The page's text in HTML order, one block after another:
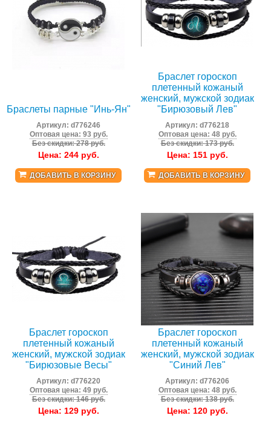
Браслеты парные "Инь-Ян"
Артикул:d776246
Оптовая цена: 93 руб.
Без скидки: 278 руб.
Цена: 244руб.
ДОБАВИТЬ В КОРЗИНУ
Браслет гороскоп
плетенный кожаный
женский, мужской зодиак
"Бирюзовый Лев"
Артикул:d776218
Оптовая цена: 48 руб.
Без скидки: 173 руб.
Цена: 151руб.
ДОБАВИТЬ В КОРЗИНУ
Браслет гороскоп
плетенный кожаный
женский, мужской зодиак
"Бирюзовые Весы"
Артикул:d776220
Оптовая цена: 49 руб.
Без скидки: 146 руб.
Цена: 129руб.
Браслет гороскоп
плетенный кожаный
женский, мужской зодиак
"Синий Лев"
Артикул:d776206
Оптовая цена: 48 руб.
Без скидки: 138 руб.
Цена: 120руб.